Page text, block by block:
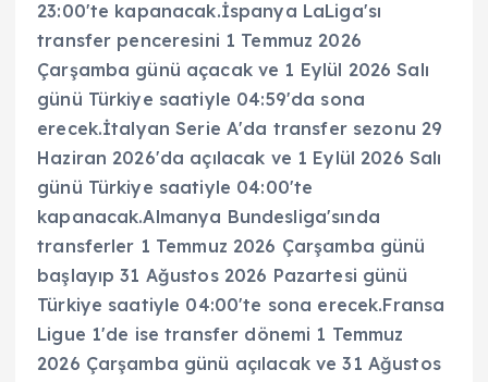
23:00'te kapanacak.İspanya LaLiga'sı
transfer penceresini 1 Temmuz 2026
Çarşamba günü açacak ve 1 Eylül 2026 Salı
günü Türkiye saatiyle 04:59'da sona
erecek.İtalyan Serie A'da transfer sezonu 29
Haziran 2026'da açılacak ve 1 Eylül 2026 Salı
günü Türkiye saatiyle 04:00'te
kapanacak.Almanya Bundesliga'sında
transferler 1 Temmuz 2026 Çarşamba günü
başlayıp 31 Ağustos 2026 Pazartesi günü
Türkiye saatiyle 04:00'te sona erecek.Fransa
Ligue 1'de ise transfer dönemi 1 Temmuz
2026 Çarşamba günü açılacak ve 31 Ağustos